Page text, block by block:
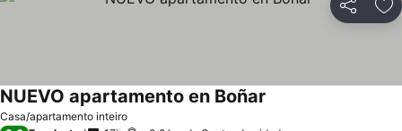
Partilhar
Casa/apartamento inteiro
NUEVO apartamento en Boñar